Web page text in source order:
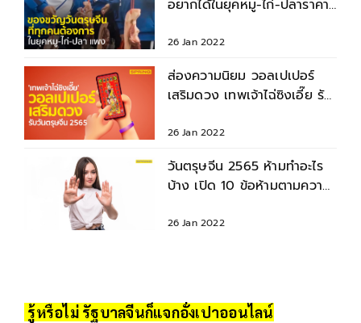
อยากได้ในยุคหมู-ไก่-ปลาราคา
26 Jan 2022
ส่องความนิยม วอลเปเปอร์
เสริมดวง เทพเจ้าไฉ่ซิงเอี๊ย รับ
26 Jan 2022
วันตรุษจีน 2565 ห้ามทำอะไร
บ้าง เปิด 10 ข้อห้ามตามความ
26 Jan 2022
รู้หรือไม่ รัฐบาลจีนก็แจกอั่งเปาออนไลน์